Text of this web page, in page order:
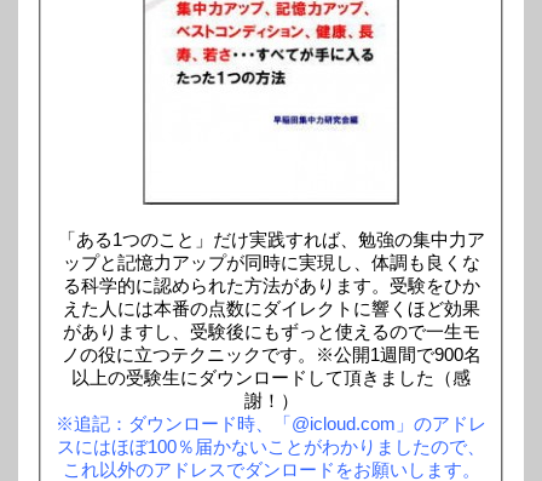
「ある1つのこと」だけ実践すれば、勉強の集中力ア
ップと記憶力アップが同時に実現し、体調も良くな
る科学的に認められた方法があります。受験をひか
えた人には本番の点数にダイレクトに響くほど効果
がありますし、受験後にもずっと使えるので一生モ
ノの役に立つテクニックです。※公開1週間で900名
以上の受験生にダウンロードして頂きました（感
謝！）
※追記：ダウンロード時、「@icloud.com」のアドレ
スにはほぼ100％届かないことがわかりましたので、
これ以外のアドレスでダンロードをお願いします。